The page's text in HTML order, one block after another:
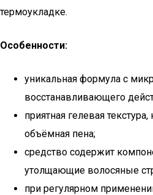
термоукладке.
Особенности:
уникальная формула с
восстанавливающего
приятная гелевая
объёмная пена;
средство содержит
утолщающие волосяные
при регулярном